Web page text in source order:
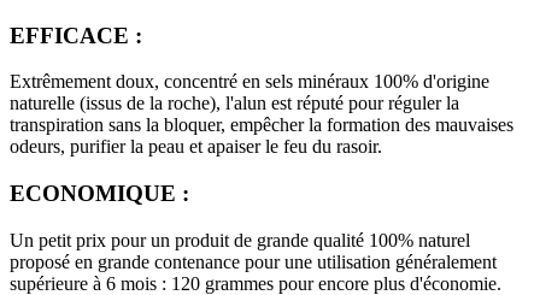
EFFICACE :
Extrêmement doux, concentré en sels minéraux 100% d'origine
naturelle (issus de la roche), l'alun est réputé pour réguler la
transpiration sans la bloquer, empêcher la formation des mauvaises
odeurs, purifier la peau et apaiser le feu du rasoir.
ECONOMIQUE :
Un petit prix pour un produit de grande qualité 100% naturel
proposé en grande contenance pour une utilisation généralement
supérieure à 6 mois : 120 grammes pour encore plus d'économie.